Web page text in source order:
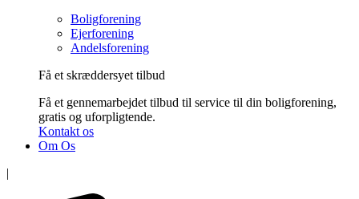
Boligforening
Ejerforening
Andelsforening
Få et skræddersyet tilbud
Få et gennemarbejdet tilbud til service til din boligforening,
gratis og uforpligtende.
Kontakt os
Om Os